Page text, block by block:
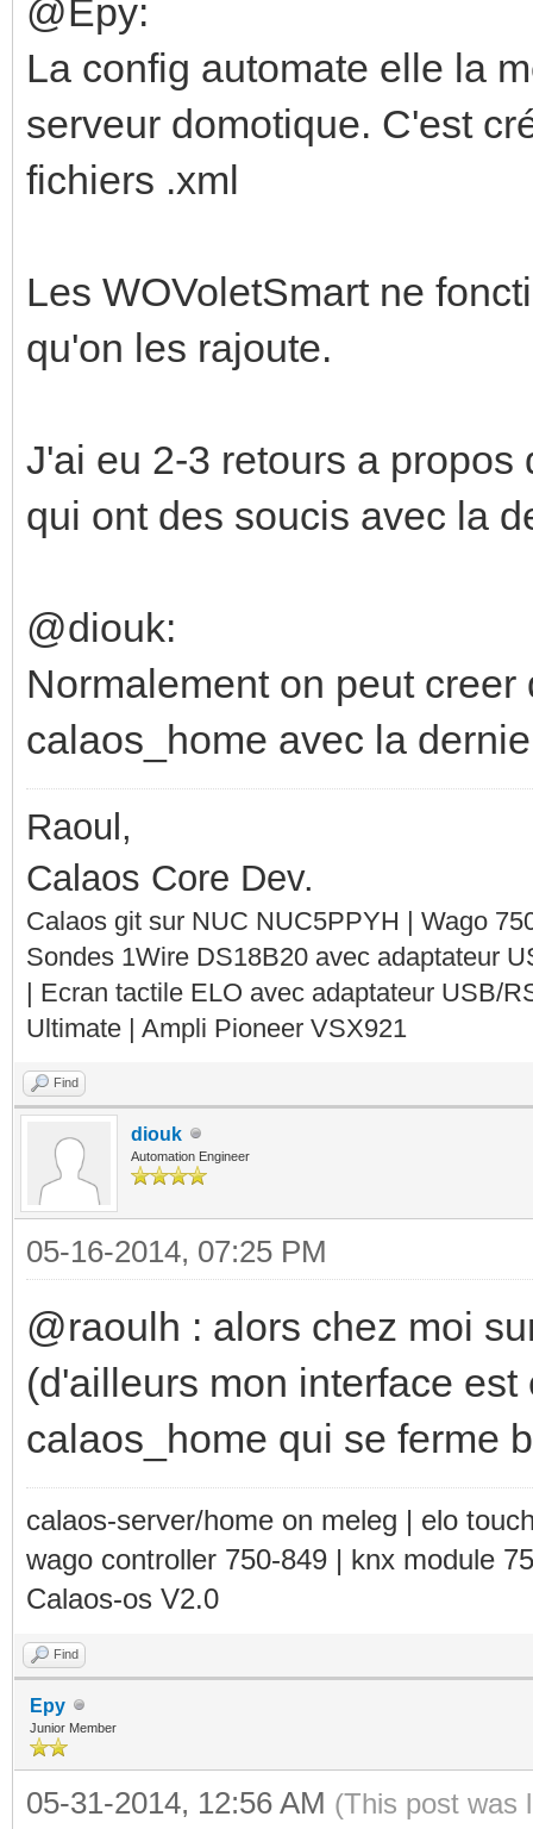
@Epy:
La config automate elle la
serveur domotique. C'est
fichiers .xml
Les WOVoletSmart ne
qu'on les rajoute.
J'ai eu 2-3 retours a
qui ont des soucis avec la
@diouk:
Normalement on peut
calaos_home avec la
Raoul,
Calaos Core Dev.
Calaos git sur NUC NUC5PPYH | Wago
Sondes 1Wire DS18B20 avec adaptateur
| Ecran tactile ELO avec adaptateur USB/
Ultimate | Ampli Pioneer VSX921
Find
diouk
Automation Engineer
05-16-2014, 07:25 PM
@raoulh : alors chez moi
(d'ailleurs mon interface
calaos_home qui se ferme
calaos-server/home on meleg | elo
wago controller 750-849 | knx module
Calaos-os V2.0
Find
Epy
Junior Member
05-31-2014, 12:56 AM (This post was